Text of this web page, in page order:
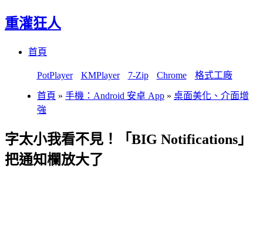
重灌狂人
首頁
PotPlayer KMPlayer 7-Zip Chrome 格式工廠
首頁 » 手機：Android 安卓 App » 桌面美化、介面增
強
字太小我看不見！「BIG Notifications」
把通知欄放大了